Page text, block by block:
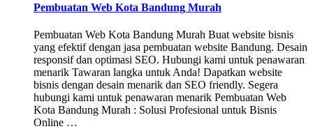
Pembuatan Web Kota Bandung Murah
Pembuatan Web Kota Bandung Murah Buat website bisnis
yang efektif dengan jasa pembuatan website Bandung. Desain
responsif dan optimasi SEO. Hubungi kami untuk penawaran
menarik Tawaran langka untuk Anda! Dapatkan website
bisnis dengan desain menarik dan SEO friendly. Segera
hubungi kami untuk penawaran menarik Pembuatan Web
Kota Bandung Murah : Solusi Profesional untuk Bisnis
Online …